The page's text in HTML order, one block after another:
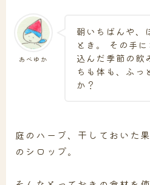
あべゆか
朝いちばんや、
とき。 その手
込んだ季節の飲
ちも体も、ふっ
か？
庭のハーブ、干しておいた
のシロップ。